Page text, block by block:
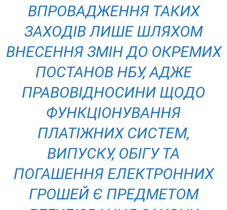
ВПРОВАДЖЕННЯ ТАКИХ
ЗАХОДІВ ЛИШЕ ШЛЯХОМ
ВНЕСЕННЯ ЗМІН ДО ОКРЕМИХ
ПОСТАНОВ НБУ, АДЖЕ
ПРАВОВІДНОСИНИ ЩОДО
ФУНКЦІОНУВАННЯ
ПЛАТІЖНИХ СИСТЕМ,
ВИПУСКУ, ОБІГУ ТА
ПОГАШЕННЯ ЕЛЕКТРОННИХ
ГРОШЕЙ Є ПРЕДМЕТОМ